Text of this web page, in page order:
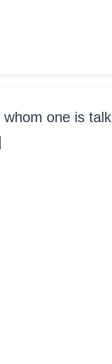
one is